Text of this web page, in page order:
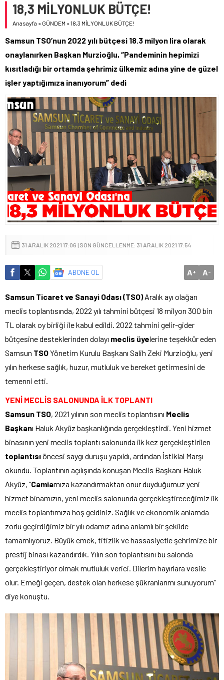
18,3 MİLYONLUK BÜTÇE!
Anasayfa » GÜNDEM »18,3 MİLYONLUK BÜTÇE!
Samsun TSO’nun 2022 yılı bütçesi 18.3 milyon lira olarak
onaylanırken Başkan Murzioğlu, “Pandeminin hepimizi
kısıtladığı bir ortamda şehrimiz ülkemiz adına yine de güzel
işler yaptığımıza inanıyorum” dedi
31 ARALIK 2021 17:06 | SON GÜNCELLENME: 31 ARALIK 2021 17:54
ABONE OL A+ A-
Samsun Ticaret ve Sanayi Odası (TSO)Aralık ayı olağan
meclis toplantısında, 2022 yılı tahmini bütçesi 18 milyon 300 bin
TL olarak oy birliği ile kabul edildi. 2022 tahmini gelir-gider
bütçesine desteklerinden dolayı meclis üyelerine teşekkür eden
Samsun TSOYönetim Kurulu Başkanı Salih Zeki Murzioğlu, yeni
yılın herkese sağlık, huzur, mutluluk ve bereket getirmesini de
temenni etti.
YENİ MECLİS SALONUNDA İLK TOPLANTI
Samsun TSO, 2021 yılının son meclis toplantısını Meclis
Başkanı Haluk Akyüz başkanlığında gerçekleştirdi. Yeni hizmet
binasının yeni meclis toplantı salonunda ilk kez gerçekleştirilen
toplantısıöncesi saygı duruşu yapıldı, ardından İstiklal Marşı
okundu. Toplantının açılışında konuşan Meclis Başkanı Haluk
Akyüz, “Camiamıza kazandırmaktan onur duyduğumuz yeni
hizmet binamızın, yeni meclis salonunda gerçekleştireceğimiz ilk
meclis toplantımıza hoş geldiniz. Sağlık ve ekonomik anlamda
zorlu geçirdiğimiz bir yılı odamız adına anlamlı bir şekilde
tamamlıyoruz. Büyük emek, titizlik ve hassasiyetle şehrimize bir
prestij binası kazandırdık. Yılın son toplantısını bu salonda
gerçekleştiriyor olmak mutluluk verici. Dilerim hayırlara vesile
olur. Emeği geçen, destek olan herkese şükranlarımı sunuyorum”
diye konuştu.